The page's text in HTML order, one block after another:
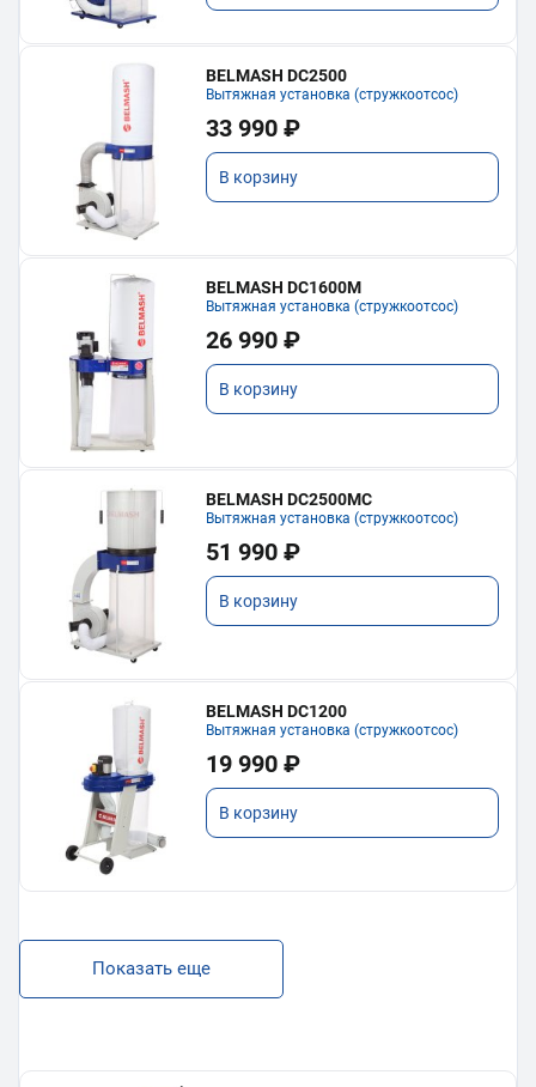
BELMASH DC2500
Вытяжная установка (стружкоотсос)
33 990 ₽
В корзину
BELMASH DC1600M
Вытяжная установка (стружкоотсос)
26 990 ₽
В корзину
BELMASH DC2500MC
Вытяжная установка (стружкоотсос)
51 990 ₽
В корзину
BELMASH DC1200
Вытяжная установка (стружкоотсос)
19 990 ₽
В корзину
Показать еще